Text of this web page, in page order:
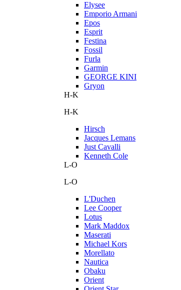
Elysee
Emporio Armani
Epos
Esprit
Festina
Fossil
Furla
Garmin
GEORGE KINI
Gryon
H-K
H-K
Hirsch
Jacques Lemans
Just Cavalli
Kenneth Cole
L-O
L-O
L'Duchen
Lee Cooper
Lotus
Mark Maddox
Maserati
Michael Kors
Morellato
Nautica
Obaku
Orient